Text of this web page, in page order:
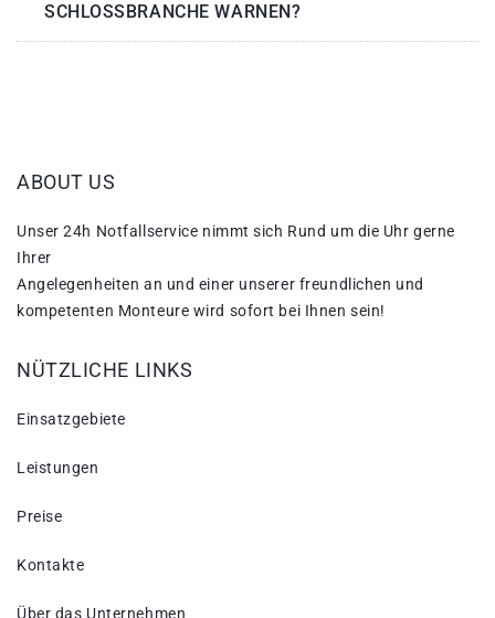
SCHLOSSBRANCHE WARNEN?
ABOUT US
Unser 24h Notfallservice nimmt sich Rund um die Uhr gerne
Ihrer
Angelegenheiten an und einer unserer freundlichen und
kompetenten Monteure wird sofort bei Ihnen sein!
NÜTZLICHE LINKS
Einsatzgebiete
Leistungen
Preise
Kontakte
Über das Unternehmen